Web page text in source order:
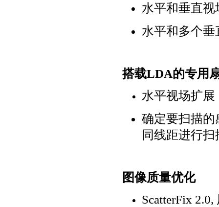
水平和垂直视
水平和多个
搭载LDA的专用
水平视场扩展
确定要扫描
同线距进行扫
图像质量优化
ScatterFix 2.0,